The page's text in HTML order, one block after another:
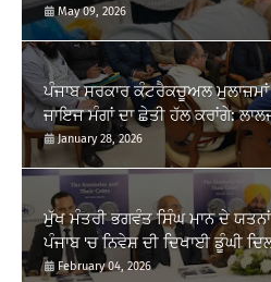
May 09, 2026
ਪੰਜਾਬ ਸਰਕਾਰ ਕੰਟਰੈਕਚੂਅਲ
ਜਾਇਜ ਮੰਗਾਂ ਦਾ ਛੇਤੀ ਹੱਲ ਕਰਾਂਗੇ:
January 28, 2026
ਮੁੱਖ ਮੰਤਰੀ ਭਗਵੰਤ ਸਿੰਘ ਮਾਨ ਦੇ
ਪੰਜਾਬ 'ਚ ਨਿਵੇਸ਼ ਦੀ ਦਿਖਾਈ ਡੂੰਘੀ
ਹੋਣਗੇ ਰੁਜ਼ਗਾਰ ਦੇ ਨਵੇਂ...
February 04, 2026